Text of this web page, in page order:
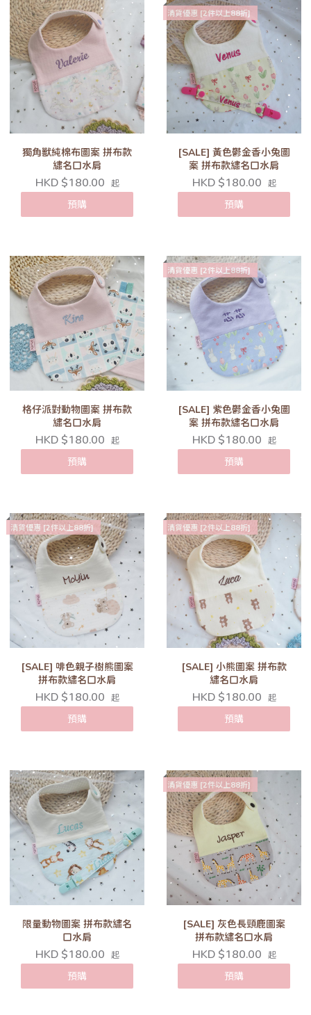
獨角獸純棉布圖案 拼布款
繡名口水肩
HKD $180.00 起
預購
清貨優惠 [2件以上88折]
[SALE] 黃色鬱金香小兔圖
案 拼布款繡名口水肩
HKD $180.00 起
預購
格仔派對動物圖案 拼布款
繡名口水肩
HKD $180.00 起
預購
清貨優惠 [2件以上88折]
[SALE] 紫色鬱金香小兔圖
案 拼布款繡名口水肩
HKD $180.00 起
預購
清貨優惠 [2件以上88折]
[SALE] 啡色親子樹熊圖案
拼布款繡名口水肩
HKD $180.00 起
預購
清貨優惠 [2件以上88折]
[SALE] 小熊圖案 拼布款
繡名口水肩
HKD $180.00 起
預購
限量動物圖案 拼布款繡名
口水肩
HKD $180.00 起
預購
清貨優惠 [2件以上88折]
[SALE] 灰色長頸鹿圖案
拼布款繡名口水肩
HKD $180.00 起
預購